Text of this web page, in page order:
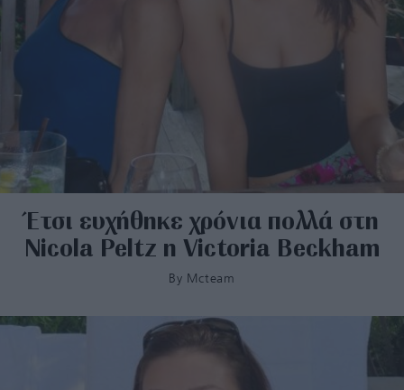
Έτσι ευχήθηκε χρόνια πολλά στη
Nicola Peltz η Victoria Beckham
By Mcteam